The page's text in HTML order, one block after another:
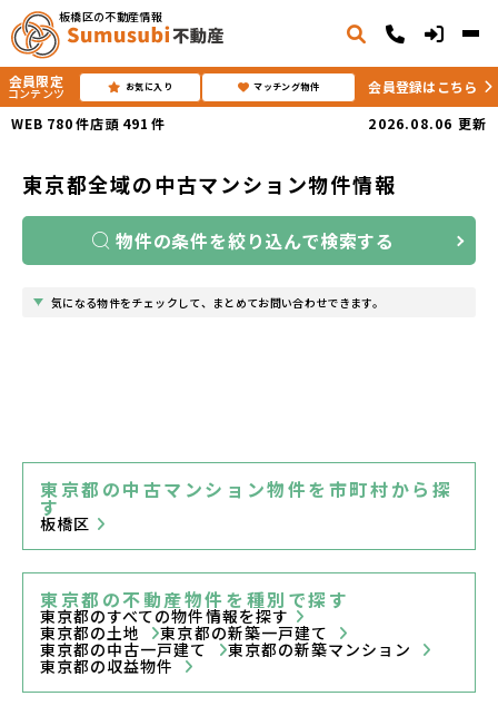
板橋区の不動産情報
会員限定
コンテンツ お気に入り マッチング物件
会員登録はこちら
WEB 780件店頭 491 件 2026.08.06 更新
東京都全域の中古マンション物件情報
物件の条件を絞り込んで検索する
気になる物件をチェックして、まとめてお問い合わせできます。
東京都の中古マンション物件を市町村から探
す
板橋区
東京都の不動産物件を種別で探す
東京都のすべての物件情報を探す
東京都の土地 東京都の新築一戸建て
東京都の中古一戸建て 東京都の新築マンション
東京都の収益物件